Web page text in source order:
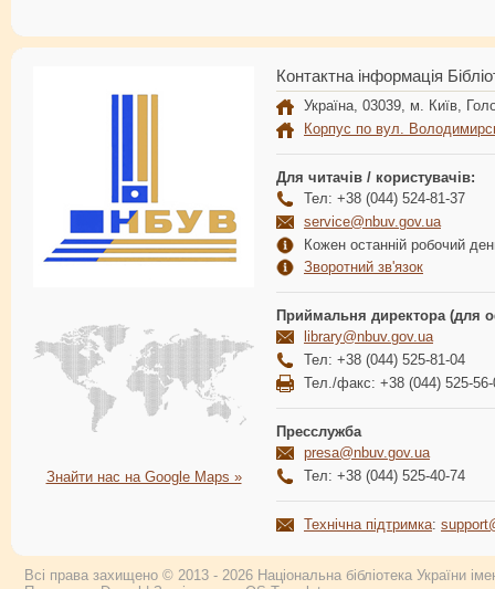
Знайти нас на Google Maps »
Контактна інформація
Україна, 03039, м. Київ,
Корпус по вул.
Для читачів / користувачів:
Тел: +38 (044) 524-81-37
service@nbuv.gov.ua
Кожен останній робочий
Зворотний зв'язок
Приймальня директора (для
library@nbuv.gov.ua
Тел: +38 (044) 525-81-04
Тел./факс: +38 (044) 525-56-
Пресслужба
presa@nbuv.gov.ua
Тел: +38 (044) 525-40-74
Технічна підтримка:
Всі права захищено © 2013 - 2026 Національна бібліотека України